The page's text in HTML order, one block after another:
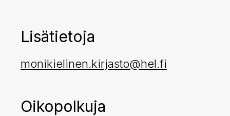
Lisätietoja
monikielinen.kirjasto@hel.fi
Oikopolkuja